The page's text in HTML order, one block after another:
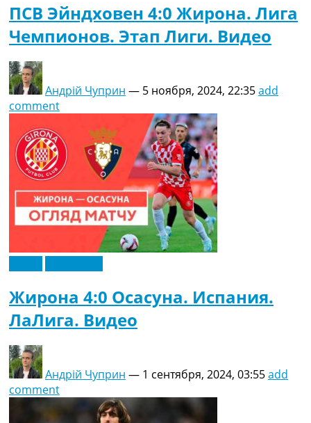
ПСВ Эйндховен 4:0 Жирона. Лига
Чемпионов. Этап Лиги. Видео
Андрій Чуприн — 5 ноября, 2024, 22:35add
comment
Жирона 4:0 Осасуна. Испания.
ЛаЛига. Видео
Андрій Чуприн — 1 сентября, 2024, 03:55add
comment